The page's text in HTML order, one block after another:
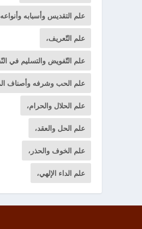
علم التقديس وأسبابه
علم التّعريف،
علم التّفويض والتسليم في
علم الحب وشرفه وأصناف
علم الحلال والحرام،
علم الحل والعقد،
علم الخوف والحذر،
علم الداء الإلهي،